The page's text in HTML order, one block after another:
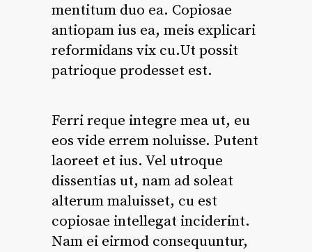
mentitum duo ea. Copiosae
antiopam ius ea, meis explicari
reformidans vix cu.Ut possit
patrioque prodesset est.
Ferri reque integre mea ut, eu
eos vide errem noluisse. Putent
laoreet et ius. Vel utroque
dissentias ut, nam ad soleat
alterum maluisset, cu est
copiosae intellegat inciderint.
Nam ei eirmod consequuntur,